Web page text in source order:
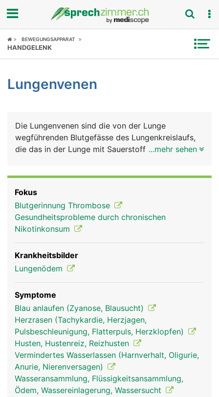
Fokus
Symptome
News
Rubriken
BEWEGUNGSAPPARAT
HANDGELENK
Lungenvenen
Die Lungenvenen sind die von der Lunge
wegführenden Blutgefässe des Lungenkreislaufs,
die das in der Lunge mit Sauerstoff angereicherte
normalerweise die Arterien. Das sauerstoffreiche
Blut aus der Lunge wird über das Herz in die
Arterien des Körperkreislaufs gepumpt.
lungenvenen mann
...mehr sehen
Fokus
Blutgerinnung Thrombose
Gesundheitsprobleme durch chronischen
Nikotinkonsum
Krankheitsbilder
Lungenödem
Symptome
Blau anlaufen (Zyanose, Blausucht)
Herzrasen (Tachykardie, Herzjagen,
Pulsbeschleunigung, Flatterpuls, Herzklopfen)
Husten, Hustenreiz, Reizhusten
Vermindertes Wasserlassen (Harnverhalt, Oligurie,
Anurie, Nierenversagen)
Wasseransammlung, Flüssigkeitsansammlung,
Ödem, Wassereinlagerung, Wassersucht